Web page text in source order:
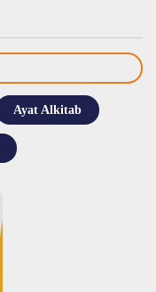
Ayat Alkitab